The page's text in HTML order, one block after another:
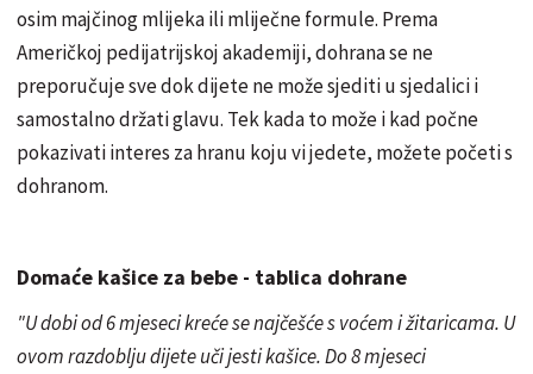
osim majčinog mlijeka ili mliječne formule. Prema
Američkoj pedijatrijskoj akademiji, dohrana se ne
preporučuje sve dok dijete ne može sjediti u sjedalici i
samostalno držati glavu. Tek kada to može i kad počne
pokazivati interes za hranu koju vi jedete, možete početi s
dohranom.
Domaće kašice za bebe - tablica dohrane
"U dobi od 6 mjeseci kreće se najčešće s voćem i žitaricama. U
ovom razdoblju dijete uči jesti kašice. Do 8 mjeseci